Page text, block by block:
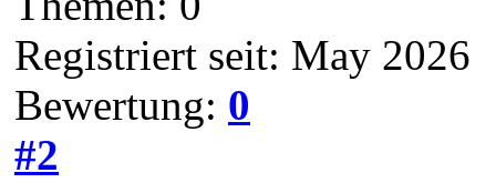
Registriert seit: May 2026
Bewertung: 0
#2